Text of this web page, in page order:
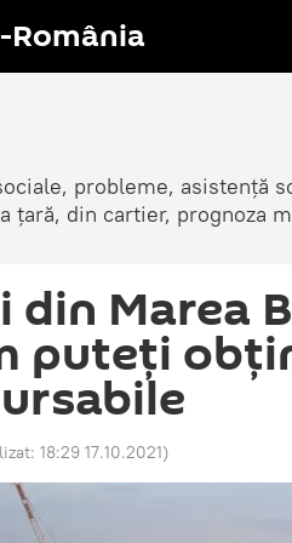
România
probleme, asistență
țară, din cartier, prognoza
din Marea
puteţi
18:29 17.10.2021)